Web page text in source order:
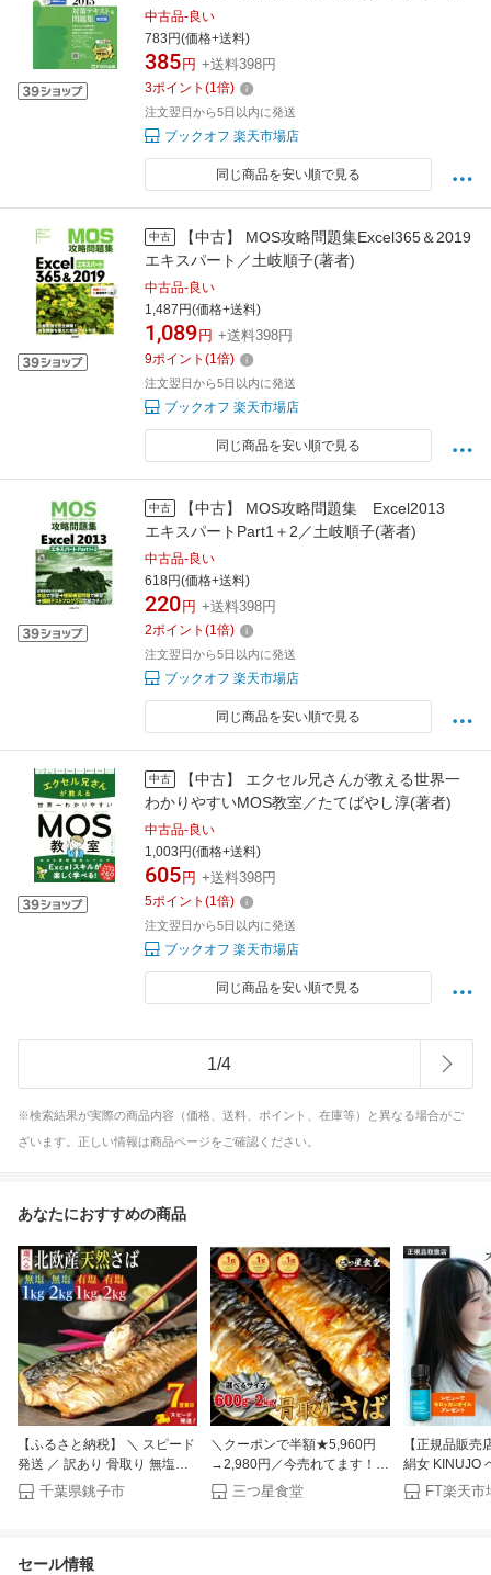
く分かるマスター／富士通エフ・オー・エム(著
者)
中古品-良い
783円(価格+送料)
385 円 +送料398円
3ポイント (1倍)
注文翌日から5日以内に発送
ブックオフ 楽天市場店
同じ商品を安い順で見る
中古
【中古】 MOS攻略問題集Excel365＆2019
エキスパート／土岐順子(著者)
中古品-良い
1,487円(価格+送料)
1,089 円 +送料398円
9ポイント (1倍)
注文翌日から5日以内に発送
ブックオフ 楽天市場店
同じ商品を安い順で見る
中古
【中古】 MOS攻略問題集 Excel2013
エキスパートPart1＋2／土岐順子(著者)
中古品-良い
618円(価格+送料)
220 円 +送料398円
2ポイント (1倍)
注文翌日から5日以内に発送
ブックオフ 楽天市場店
同じ商品を安い順で見る
中古
【中古】 エクセル兄さんが教える世界一
わかりやすいMOS教室／たてばやし淳(著者)
中古品-良い
1,003円(価格+送料)
605 円 +送料398円
5ポイント (1倍)
注文翌日から5日以内に発送
ブックオフ 楽天市場店
同じ商品を安い順で見る
1/4
※検索結果が実際の商品内容（価格、送料、ポイント、在庫等）と異なる場合がご
ざいます。正しい情報は商品ページをご確認ください。
あなたにおすすめの商品
【ふるさと納税】 ＼ スピード
発送 ／ 訳あり 骨取り 無塩さ
ば 有塩さば 約1kg・約2kg 楽
天限定 期間限定 鯖 さば 無塩
鮮 お取り寄せ 送料無料 ふる
千葉県銚子市
＼クーポンで半額★5,960円
→2,980円／今売れてます！
激うま骨取りとろサバ 無添加
天然 無塩 さば 鯖 切り身 フィ
三つ星食堂
【正規品販売
絹女 KINUJO
トレートヘア
/ LM-225 キヌ
FT楽天市
セール情報